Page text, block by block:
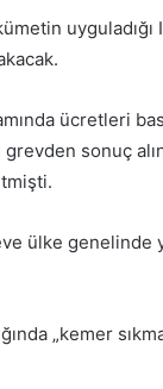
uyguladığı
ücretleri
sonuç
ülke
„kemer